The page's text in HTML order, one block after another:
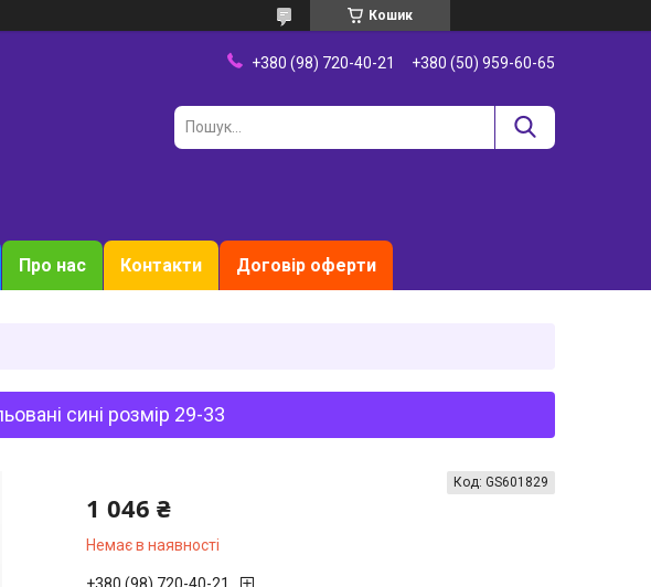
Кошик
+380 (98) 720-40-21 +380 (50) 959-60-65
Про нас Контакти Договір оферти
сині розмір 29-33
1 046 ₴
Немає в наявності
Код: GS601829